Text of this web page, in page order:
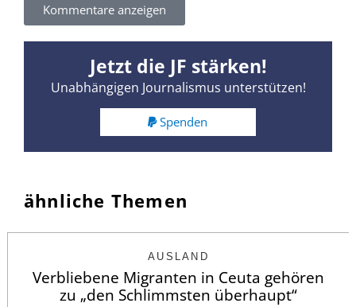
Kommentare anzeigen
Jetzt die JF stärken!
Unabhängigen Journalismus unterstützen!
Spenden
ähnliche Themen
AUSLAND
Verbliebene Migranten in Ceuta gehören
zu „den Schlimmsten überhaupt“